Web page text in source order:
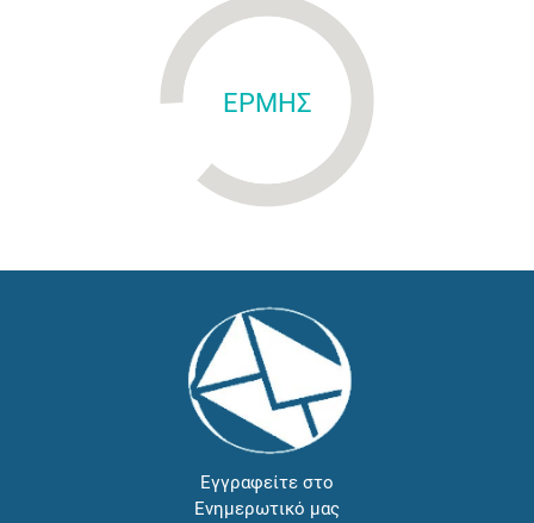
ΕΡΜΗΣ
Εγγραφείτε στο
Ενημερωτικό μας